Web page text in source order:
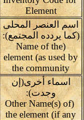
Element
اسم العنصر المحلى
(كما يردده المجتمع):
(Name of the
element (as used by
the community
اسماء أخرى(إن
وجدت):
(Other Name(s) of
the element (if any